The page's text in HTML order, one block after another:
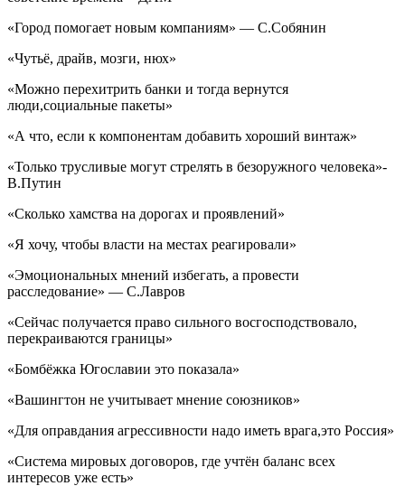
«Город помогает новым компаниям» — С.Собянин
«Чутьё, драйв, мозги, нюх»
«Можно перехитрить банки и тогда вернутся
люди,социальные пакеты»
«А что, если к компонентам добавить хороший винтаж»
«Только трусливые могут стрелять в безоружного человека»-
В.Путин
«Сколько хамства на дорогах и проявлений»
«Я хочу, чтобы власти на местах реагировали»
«Эмоциональных мнений избегать, а провести
расследование» — С.Лавров
«Сейчас получается право сильного восгосподствовало,
перекраиваются границы»
«Бомбёжка Югославии это показала»
«Вашингтон не учитывает мнение союзников»
«Для оправдания агрессивности надо иметь врага,это Россия»
«Система мировых договоров, где учтён баланс всех
интересов уже есть»